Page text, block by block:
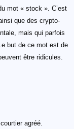
mot « stock ». C’est
que des crypto-
mais qui parfois
but de ce mot est de
être ridicules.
agréé.